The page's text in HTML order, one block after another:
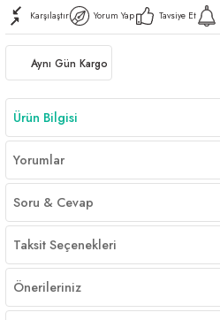
Karşılaştır Yorum Yap Tavsiye Et
Aynı Gün Kargo
Ürün Bilgisi
Yorumlar
Soru & Cevap
Taksit Seçenekleri
Önerileriniz